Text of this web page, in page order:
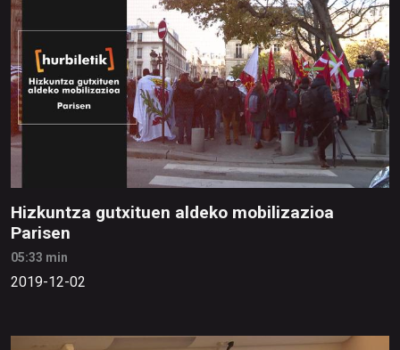
Hizkuntza gutxituen aldeko mobilizazioa
Parisen
05:33 min
2019-12-02